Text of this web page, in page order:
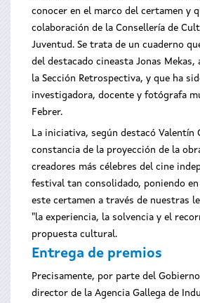
conocer en el marco del certamen y
colaboración de la Consellería de
Juventud. Se trata de un cuaderno
del destacado cineasta Jonas Mekas,
la Sección Retrospectiva, y que ha
investigadora, docente y fotógrafa
Febrer.
La iniciativa, según destacó Valentín
constancia de la proyección de la
creadores más célebres del cine
festival tan consolidado, poniendo
este certamen a través de nuestras
"la experiencia, la solvencia y el
propuesta cultural.
Entrega de premios
Precisamente, por parte del
director de la Agencia Gallega de